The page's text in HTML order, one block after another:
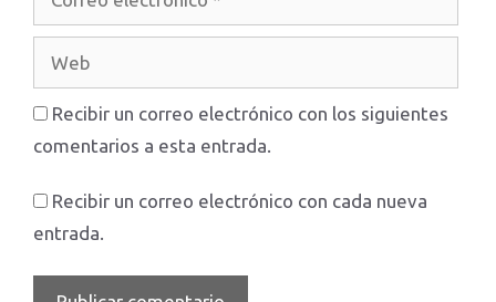
electrónico
Recibir un correo electrónico con los siguientes
comentarios a esta entrada.
Recibir un correo electrónico con cada nueva
entrada.